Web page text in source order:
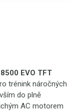
EVO TFT
trénink náročných
do plně
AC motorem